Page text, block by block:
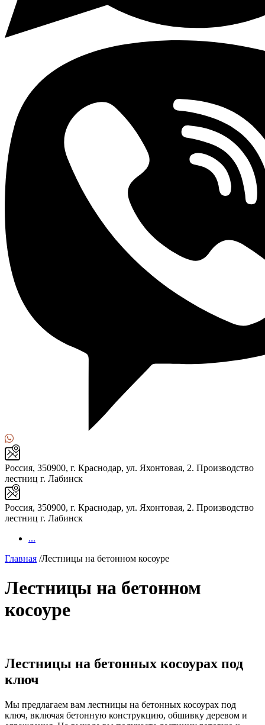
Россия, 350900, г. Краснодар, ул. Яхонтовая, 2. Производство
лестниц г. Лабинск
Россия, 350900, г. Краснодар, ул. Яхонтовая, 2. Производство
лестниц г. Лабинск
...
Главная /Лестницы на бетонном косоуре
Лестницы на бетонном
косоуре
Лестницы на бетонных косоурах под
ключ
Мы предлагаем вам лестницы на бетонных косоурах под
ключ, включая бетонную конструкцию, обшивку деревом и